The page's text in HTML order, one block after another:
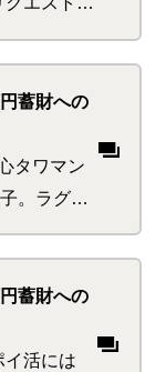
。案の定
アグッズを
ぬ間に異
実も判
け舟があ
などした
蓄財への
タワマン
。ラグジ
垣間見る
ってるばか
真のセレ
ワンラン
に使って
蓄財への
イ活には